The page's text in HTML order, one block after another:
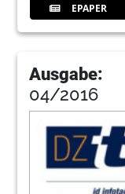
EPAPER
Ausgabe:
04/2016